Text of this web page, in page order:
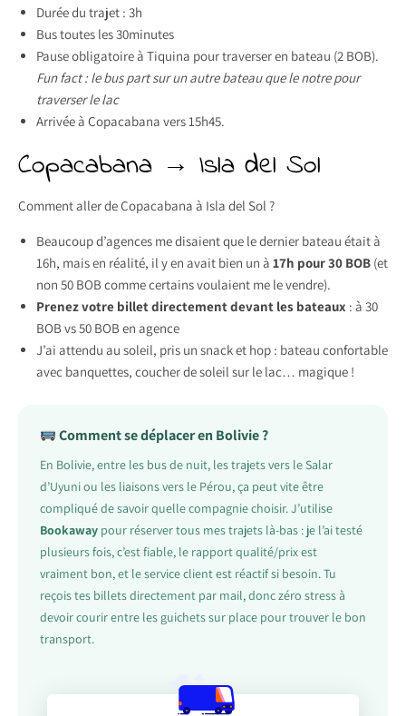
Durée du trajet : 3h
Bus toutes les 30minutes
Pause obligatoire à Tiquina pour traverser en bateau (2 BOB).
Fun fact : le bus part sur un autre bateau que le notre pour
traverser le lac
Arrivée à Copacabana vers 15h45.
Copacabana → Isla del Sol
Comment aller de Copacabana à Isla del Sol ?
Beaucoup d’agences me disaient que le dernier bateau était à
16h, mais en réalité, il y en avait bien un à 17h pour 30 BOB (et
non 50 BOB comme certains voulaient me le vendre).
Prenez votre billet directement devant les bateaux : à 30
BOB vs 50 BOB en agence
J’ai attendu au soleil, pris un snack et hop : bateau confortable
avec banquettes, coucher de soleil sur le lac… magique !
Comment se déplacer en Bolivie ?
En Bolivie, entre les bus de nuit, les trajets vers le Salar
d’Uyuni ou les liaisons vers le Pérou, ça peut vite être
compliqué de savoir quelle compagnie choisir. J’utilise
Bookaway pour réserver tous mes trajets là-bas : je l’ai testé
plusieurs fois, c’est fiable, le rapport qualité/prix est
vraiment bon, et le service client est réactif si besoin. Tu
reçois tes billets directement par mail, donc zéro stress à
devoir courir entre les guichets sur place pour trouver le bon
transport.